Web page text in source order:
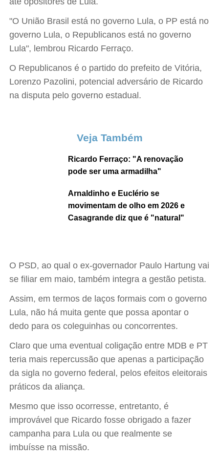
"O União Brasil está no governo Lula, o PP está no
governo Lula, o Republicanos está no governo
Lula", lembrou Ricardo Ferraço.
O Republicanos é o partido do prefeito de Vitória,
Lorenzo Pazolini, potencial adversário de Ricardo
na disputa pelo governo estadual.
Veja Também
Ricardo Ferraço: "A renovação
pode ser uma armadilha"
Arnaldinho e Euclério se
movimentam de olho em 2026 e
Casagrande diz que é "natural"
O PSD, ao qual o ex-governador Paulo Hartung vai
se filiar em maio, também integra a gestão petista.
Assim, em termos de laços formais com o governo
Lula, não há muita gente que possa apontar o
dedo para os coleguinhas ou concorrentes.
Claro que uma eventual coligação entre MDB e PT
teria mais repercussão que apenas a participação
da sigla no governo federal, pelos efeitos eleitorais
práticos da aliança.
Mesmo que isso ocorresse, entretanto, é
improvável que Ricardo fosse obrigado a fazer
campanha para Lula ou que realmente se
imbuísse na missão.